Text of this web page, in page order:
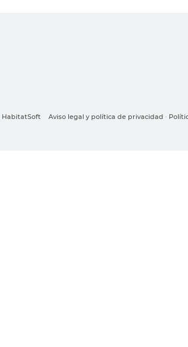
HabitatSoft Aviso legal y política de privacidad ·